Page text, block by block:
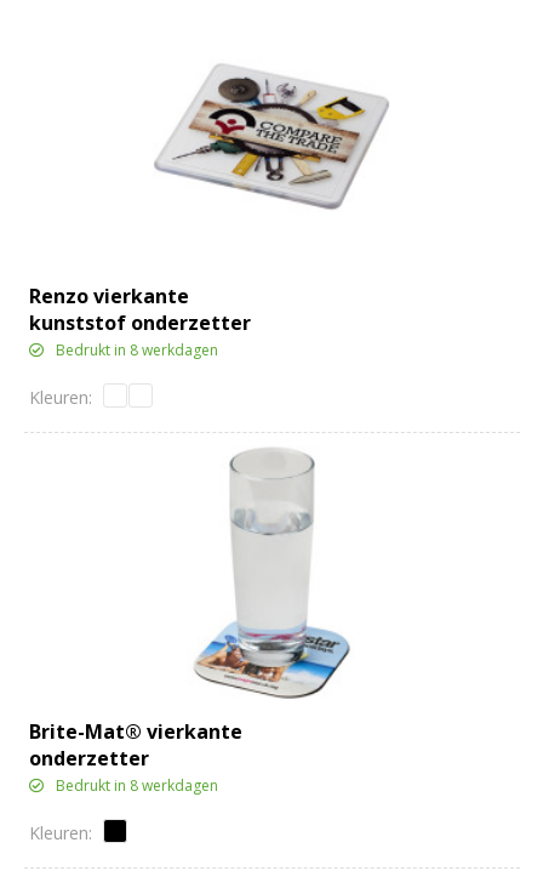
Renzo vierkante
kunststof onderzetter
Bedrukt in 8 werkdagen
Brite-Mat® vierkante
onderzetter
Bedrukt in 8 werkdagen